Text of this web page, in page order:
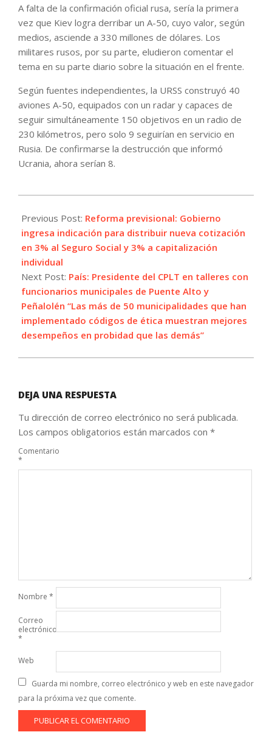
A falta de la confirmación oficial rusa, sería la primera
vez que Kiev logra derribar un A-50, cuyo valor, según
medios, asciende a 330 millones de dólares. Los
militares rusos, por su parte, eludieron comentar el
tema en su parte diario sobre la situación en el frente.
Según fuentes independientes, la URSS construyó 40
aviones A-50, equipados con un radar y capaces de
seguir simultáneamente 150 objetivos en un radio de
230 kilómetros, pero solo 9 seguirían en servicio en
Rusia. De confirmarse la destrucción que informó
Ucrania, ahora serían 8.
01-
15
Previous Post: Reforma previsional: Gobierno
ingresa indicación para distribuir nueva cotización
en 3% al Seguro Social y 3% a capitalización
individual
Next Post: País: Presidente del CPLT en talleres con
funcionarios municipales de Puente Alto y
Peñalolén “Las más de 50 municipalidades que han
implementado códigos de ética muestran mejores
desempeños en probidad que las demás”
DEJA UNA RESPUESTA
Tu dirección de correo electrónico no será publicada.
Los campos obligatorios están marcados con *
Comentario
*
Nombre *
Correo
electrónico
*
Web
Guarda mi nombre, correo electrónico y web en este navegador
para la próxima vez que comente.